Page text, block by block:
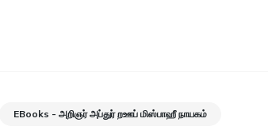
EBooks - அறிஞர் அப்துர் றஊப் மிஸ்பாஹீ நாயகம்